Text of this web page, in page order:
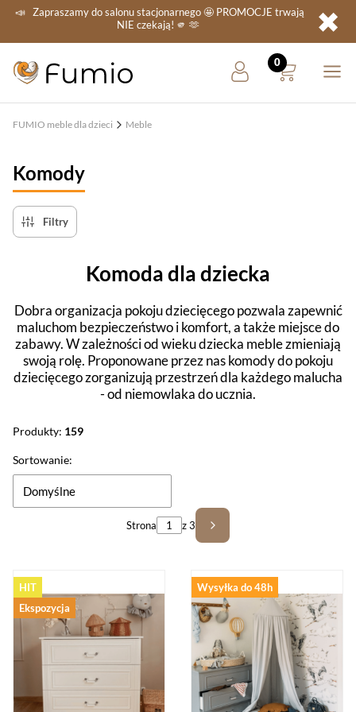
📣 Zapraszamy do salonu stacjonarnego🤩 PROMOCJE trwają
NIE czekają! 🫵 🫶 ✖
FUMIO meble dla dzieci Meble
Komody
Filtry
Komoda dla dziecka
Dobra organizacja pokoju dziecięcego pozwala zapewnić
maluchom bezpieczeństwo i komfort, a także miejsce do
zabawy. W zależności od wieku dziecka meble zmieniają
swoją rolę. Proponowane przez nas komody do pokoju
dziecięcego zorganizują przestrzeń dla każdego malucha
- od niemowlaka do ucznia.
Produkty: 159
Lista produktów
Sortowanie:
Domyślne
Strona z 3 Następne produkty
HIT
Ekspozycja
Wysyłka do 48h